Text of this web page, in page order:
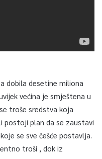
dobila desetine miliona
većina je smještena u
troše sredstva koja
postoji plan da se zaustavi
se sve češće postavlja.
troši , dok iz